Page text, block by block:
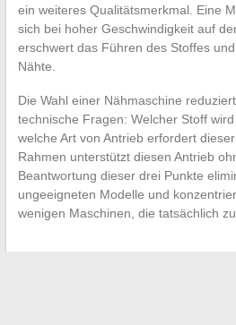
ein weiteres Qualitätsmerkmal. Eine
sich bei hoher Geschwindigkeit auf
erschwert das Führen des Stoffes
Nähte.
Die Wahl einer Nähmaschine
technische Fragen: Welcher Stoff
welche Art von Antrieb erfordert
Rahmen unterstützt diesen Antrieb
Beantwortung dieser drei Punkte
ungeeigneten Modelle und
wenigen Maschinen, die tatsächlich